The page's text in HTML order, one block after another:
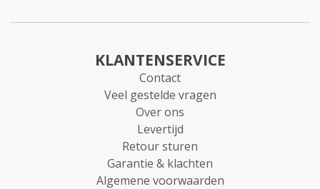
KLANTENSERVICE
Contact
Veel gestelde vragen
Over ons
Levertijd
Retour sturen
Garantie & klachten
Algemene voorwaarden